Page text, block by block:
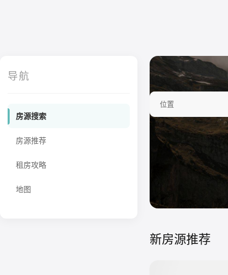
导航
房源搜索
房源推荐
租房攻略
地图
位置
新房源推荐